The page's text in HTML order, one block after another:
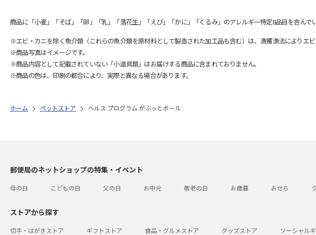
商品に「小麦」「そば」「卵」「乳」「落花生」「えび」「かに」「くるみ」のアレルギー特定8品目を含んで
※エビ・カニを除く魚介類（これらの魚介類を原材料として製造された加工品も含む）は、漁獲漁法によりエ
※商品写真はイメージです。
※商品内容として記載されていない「小道具類」はお届けする商品に含まれておりません。
※商品の色は、印刷の都合により、実際と異なる場合があります。
ホーム ペットストア ヘルス プログラム がぶっとボール
郵便局のネットショップの特集・イベント
母の日 こどもの日 父の日 お中元 敬老の日 お歳暮 おせち
ストアから探す
切手・はがきストア ギフトストア 食品・グルメストア グッズストア ソーシャル